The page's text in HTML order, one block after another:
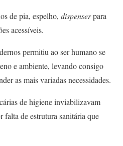
de pia, espelho, dispenserpara
acessíveis.
permitiu ao ser humano se
e ambiente, levando consigo
as mais variadas necessidades.
de higiene inviabilizavam
falta de estrutura sanitária que